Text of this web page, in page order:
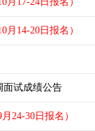
14-20日报名）
面试成绩公告
24-30日报名）